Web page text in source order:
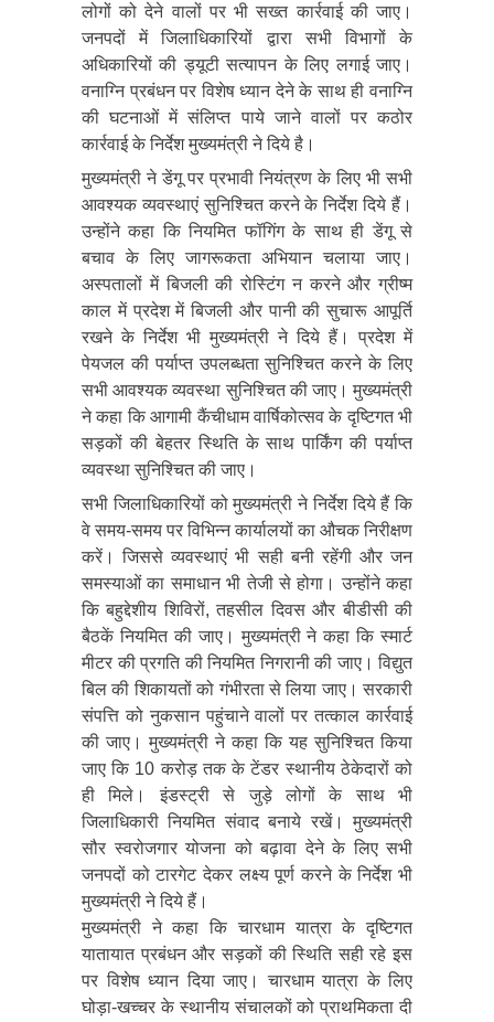
लोगों को देने वालों पर भी सख्त कार्रवाई की जाए।
जनपदों में जिलाधिकारियों द्वारा सभी विभागों के
अधिकारियों की ड्यूटी सत्यापन के लिए लगाई जाए।
वनाग्नि प्रबंधन पर विशेष ध्यान देने के साथ ही वनाग्नि
की घटनाओं में संलिप्त पाये जाने वालों पर कठोर
कार्रवाई के निर्देश मुख्यमंत्री ने दिये है।
मुख्यमंत्री ने डेंगू पर प्रभावी नियंत्रण के लिए भी सभी
आवश्यक व्यवस्थाएं सुनिश्चित करने के निर्देश दिये हैं।
उन्होंने कहा कि नियमित फॉगिंग के साथ ही डेंगू से
बचाव के लिए जागरूकता अभियान चलाया जाए।
अस्पतालों में बिजली की रोस्टिंग न करने और ग्रीष्म
काल में प्रदेश में बिजली और पानी की सुचारू आपूर्ति
रखने के निर्देश भी मुख्यमंत्री ने दिये हैं। प्रदेश में
पेयजल की पर्याप्त उपलब्धता सुनिश्चित करने के लिए
सभी आवश्यक व्यवस्था सुनिश्चित की जाए। मुख्यमंत्री
ने कहा कि आगामी कैंचीधाम वार्षिकोत्सव के दृष्टिगत भी
सड़कों की बेहतर स्थिति के साथ पार्किंग की पर्याप्त
व्यवस्था सुनिश्चित की जाए।
सभी जिलाधिकारियों को मुख्यमंत्री ने निर्देश दिये हैं कि
वे समय-समय पर विभिन्न कार्यालयों का औचक निरीक्षण
करें। जिससे व्यवस्थाएं भी सही बनी रहेंगी और जन
समस्याओं का समाधान भी तेजी से होगा। उन्होंने कहा
कि बहुद्देशीय शिविरों, तहसील दिवस और बीडीसी की
बैठकें नियमित की जाए। मुख्यमंत्री ने कहा कि स्मार्ट
मीटर की प्रगति की नियमित निगरानी की जाए। विद्युत
बिल की शिकायतों को गंभीरता से लिया जाए। सरकारी
संपत्ति को नुकसान पहुंचाने वालों पर तत्काल कार्रवाई
की जाए। मुख्यमंत्री ने कहा कि यह सुनिश्चित किया
जाए कि 10 करोड़ तक के टेंडर स्थानीय ठेकेदारों को
ही मिले। इंडस्ट्री से जुड़े लोगों के साथ भी
जिलाधिकारी नियमित संवाद बनाये रखें। मुख्यमंत्री
सौर स्वरोजगार योजना को बढ़ावा देने के लिए सभी
जनपदों को टारगेट देकर लक्ष्य पूर्ण करने के निर्देश भी
मुख्यमंत्री ने दिये हैं।
मुख्यमंत्री ने कहा कि चारधाम यात्रा के दृष्टिगत
यातायात प्रबंधन और सड़कों की स्थिति सही रहे इस
पर विशेष ध्यान दिया जाए। चारधाम यात्रा के लिए
घोड़ा-खच्चर के स्थानीय संचालकों को प्राथमिकता दी